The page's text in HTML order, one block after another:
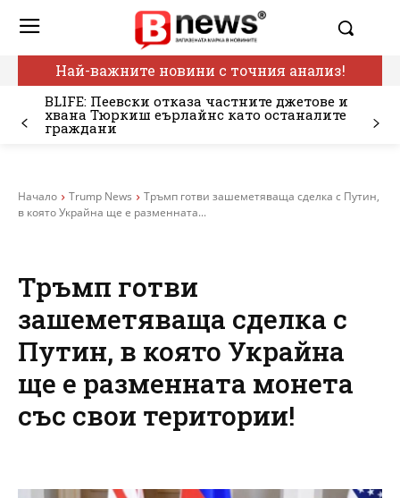
Най-важните новини с точния анализ!
BLIFE: Пеевски отказа частните джетове и
хвана Тюркиш еърлайнс като останалите
граждани
Начало Trump News
Тръмп готви зашеметяваща сделка с Путин,
в която Украйна ще е разменната...
Тръмп готви
зашеметяваща сделка с
Путин, в която Украйна
ще е разменната монета
със свои територии!